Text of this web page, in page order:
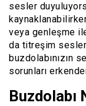
sesler
veya genleşme
da titreşim
buzdolabınızın
sorunları
Buzdolabı